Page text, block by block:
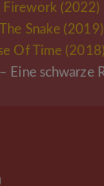
Firework (2022)
Snake (2019)
Of Time (2018)
Eine schwarze